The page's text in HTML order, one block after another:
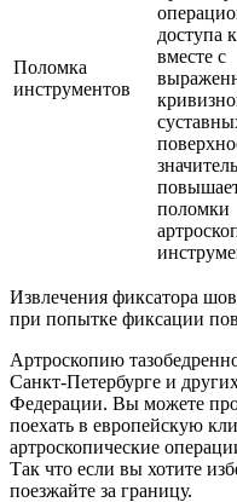
Поломка
инструментов
доступа
вместе с
поломки
Извлечения фиксатора
при попытке фиксации
Артроскопию
Санкт-Петербурге и
Федерации. Вы можете
поехать в европейскую
артроскопические
Так что если вы хотите
поезжайте за границу.